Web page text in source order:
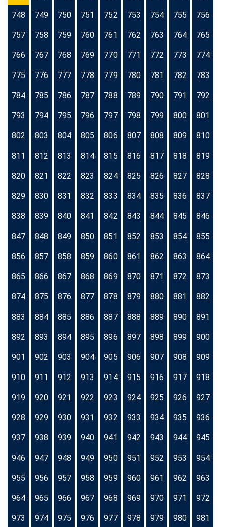
748 749 750 751 752 753 754 755 756
757 758 759 760 761 762 763 764 765
766 767 768 769 770 771 772 773 774
775 776 777 778 779 780 781 782 783
784 785 786 787 788 789 790 791 792
793 794 795 796 797 798 799 800 801
802 803 804 805 806 807 808 809 810
811 812 813 814 815 816 817 818 819
820 821 822 823 824 825 826 827 828
829 830 831 832 833 834 835 836 837
838 839 840 841 842 843 844 845 846
847 848 849 850 851 852 853 854 855
856 857 858 859 860 861 862 863 864
865 866 867 868 869 870 871 872 873
874 875 876 877 878 879 880 881 882
883 884 885 886 887 888 889 890 891
892 893 894 895 896 897 898 899 900
901 902 903 904 905 906 907 908 909
910 911 912 913 914 915 916 917 918
919 920 921 922 923 924 925 926 927
928 929 930 931 932 933 934 935 936
937 938 939 940 941 942 943 944 945
946 947 948 949 950 951 952 953 954
955 956 957 958 959 960 961 962 963
964 965 966 967 968 969 970 971 972
973 974 975 976 977 978 979 980 981